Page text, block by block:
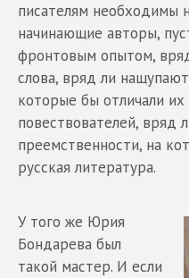
писателям необходимы
начинающие авторы,
фронтовым опытом,
слова, вряд ли
которые бы отличали
повествователей, вряд
преемственности, на
русская литература.
У того же Юрия
Бондарева был
такой мастер. И если